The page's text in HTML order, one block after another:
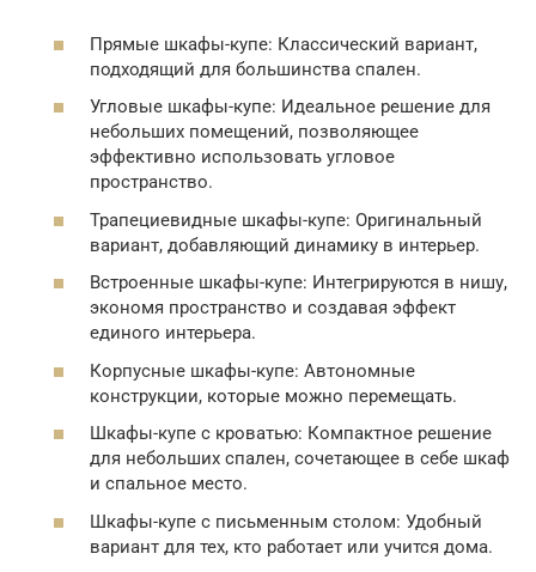
Прямые шкафы-купе: Классический вариант,
подходящий для большинства спален.
Угловые шкафы-купе: Идеальное решение для
небольших помещений, позволяющее
эффективно использовать угловое
пространство.
Трапециевидные шкафы-купе: Оригинальный
вариант, добавляющий динамику в интерьер.
Встроенные шкафы-купе: Интегрируются в нишу,
экономя пространство и создавая эффект
единого интерьера.
Корпусные шкафы-купе: Автономные
конструкции, которые можно перемещать.
Шкафы-купе с кроватью: Компактное решение
для небольших спален, сочетающее в себе шкаф
и спальное место.
Шкафы-купе с письменным столом: Удобный
вариант для тех, кто работает или учится дома.